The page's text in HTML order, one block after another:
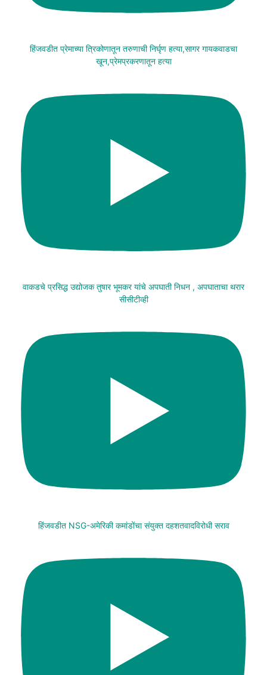
हिंजवडीत प्रेमाच्या त्रिकोणातून तरुणाची निर्घृण हत्या,सागर गायकवाडचा
खून,प्रेमप्रकरणातून हत्या
वाकडचे प्रसिद्ध उद्योजक तुषार भूमकर यांचे अपघाती निधन , अपघाताचा थरार
सीसीटीव्ही
हिंजवडीत NSG-अमेरिकी कमांडोंचा संयुक्त दहशतवादविरोधी सराव